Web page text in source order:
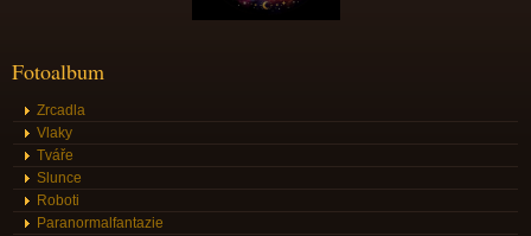
Fotoalbum
Zrcadla
Vlaky
Tváře
Slunce
Roboti
Paranormalfantazie